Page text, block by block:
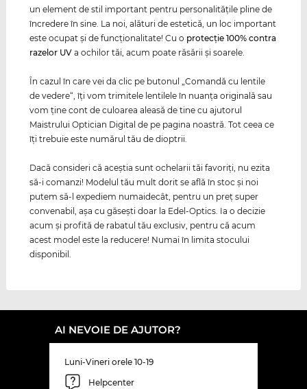
un element de stil important pentru personalităţile pline de
încredere în sine. La noi, alături de estetică, un loc important
este ocupat şi de funcţionalitate! Cu o protecţie 100% contra
razelor UV a ochilor tăi, acum poate răsării şi soarele.
În cazul în care vei da clic pe butonul „Comandă cu lentile
de vedere“, îţi vom trimitele lentilele în nuanţa originală sau
vom ţine cont de culoarea aleasă de tine cu ajutorul
Maistrului Optician Digital de pe pagina noastră. Tot ceea ce
îţi trebuie este numărul tău de dioptrii.
Dacă consideri că aceştia sunt ochelarii tăi favoriţi, nu ezita
să-i comanzi! Modelul tău mult dorit se află în stoc şi noi
putem să-l expediem numaidecât, pentru un preţ super
convenabil, aşa cu găseşti doar la Edel-Optics. Ia o decizie
acum şi profită de rabatul tău exclusiv, pentru că acum
acest model este la reducere! Numai în limita stocului
disponibil.
AI NEVOIE DE AJUTOR?
Luni-Vineri orele 10-19
Helpcenter